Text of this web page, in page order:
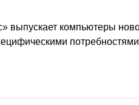
выпускает компьютеры
потребностями